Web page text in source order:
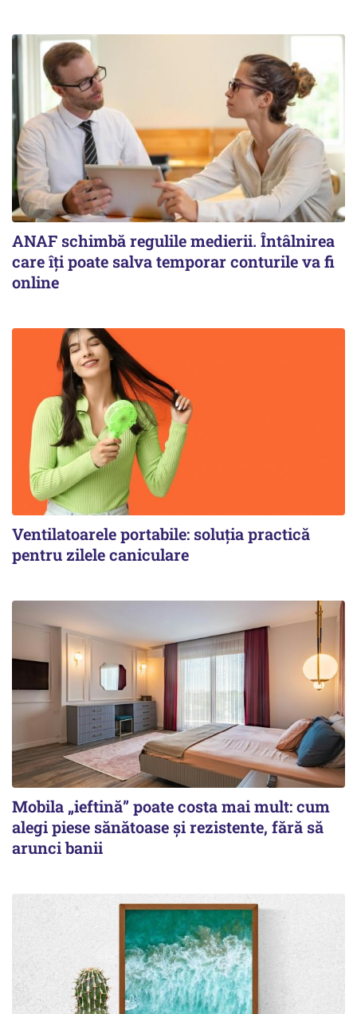
ANAF schimbă regulile medierii. Întâlnirea
care îți poate salva temporar conturile va fi
online
Ventilatoarele portabile: soluția practică
pentru zilele caniculare
Mobila „ieftină” poate costa mai mult: cum
alegi piese sănătoase și rezistente, fără să
arunci banii